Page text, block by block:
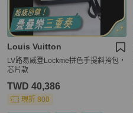
Louis Vuitton
LV路易威登Lockme拼色手提斜挎包，
芯片款
TWD 40,386
現折 800